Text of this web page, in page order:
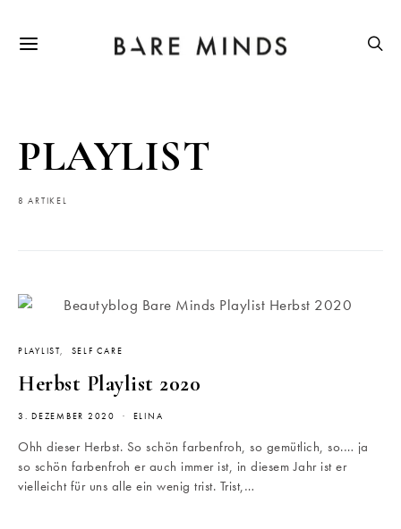
PLAYLIST
8 ARTIKEL
PLAYLIST SELF CARE
Herbst Playlist 2020
3. DEZEMBER 2020 ELINA
Ohh dieser Herbst. So schön farbenfroh, so gemütlich, so.… ja
so schön farbenfroh er auch immer ist, in diesem Jahr ist er
vielleicht für uns alle ein wenig trist. Trist,…